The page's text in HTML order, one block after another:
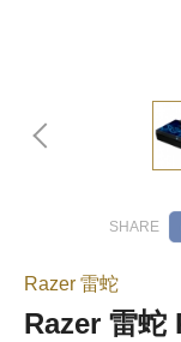
Razer 雷蛇
Razer 雷蛇